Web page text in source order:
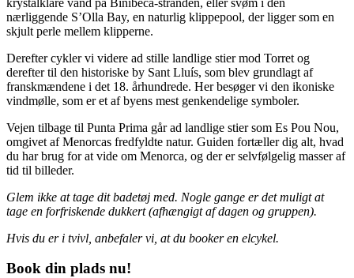
nærliggende S’Olla Bay, en naturlig klippepool, der ligger som en
skjult perle mellem klipperne.
Derefter cykler vi videre ad stille landlige stier mod Torret og
derefter til den historiske by Sant Lluís, som blev grundlagt af
franskmændene i det 18. århundrede. Her besøger vi den ikoniske
vindmølle, som er et af byens mest genkendelige symboler.
Vejen tilbage til Punta Prima går ad landlige stier som Es Pou Nou,
omgivet af Menorcas fredfyldte natur. Guiden fortæller dig alt, hvad
du har brug for at vide om Menorca, og der er selvfølgelig masser af
tid til billeder.
Glem ikke at tage dit badetøj med. Nogle gange er det muligt at
tage en forfriskende dukkert (afhængigt af dagen og gruppen).
Hvis du er i tvivl, anbefaler vi, at du booker en elcykel.
Book din plads nu!